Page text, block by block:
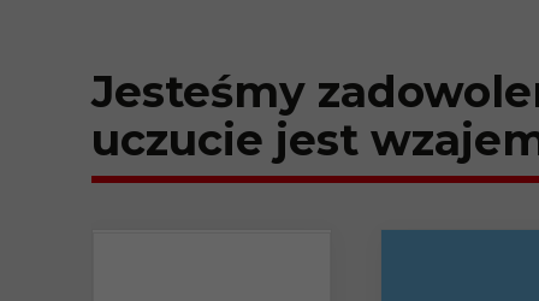
Jesteśmy
uczucie jest